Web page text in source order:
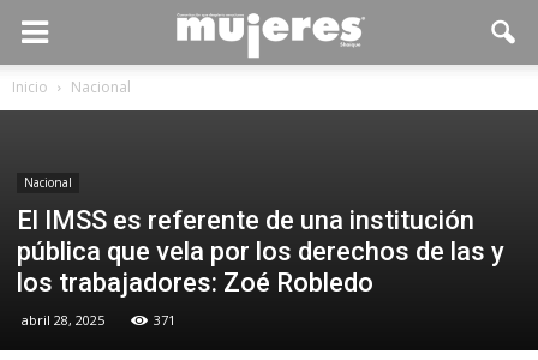
Inicio Nacional
Nacional
El IMSS es referente de una institución
pública que vela por los derechos de las y
los trabajadores: Zoé Robledo
abril 28, 2025 371